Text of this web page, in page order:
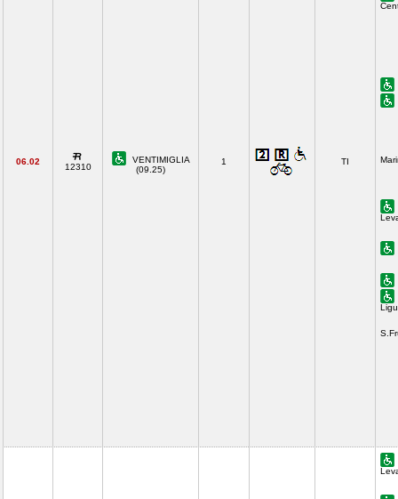
06.02
12310
VENTIMIGLIA
(09.25)
1 TI